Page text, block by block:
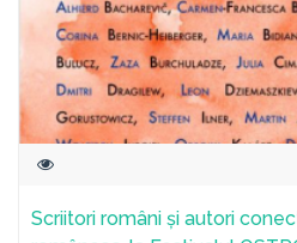
Scriitori români și autori